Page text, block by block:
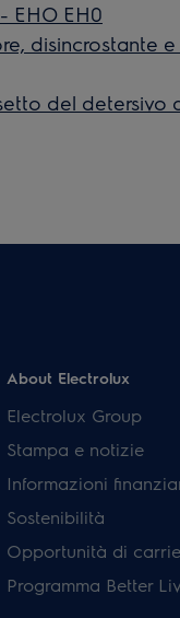
EHO EH0
disincrostante
del detersivo
About Electrolux
Electrolux Group
Stampa e notizie
Informazioni
Sostenibilità
Opportunità di
Programma Better